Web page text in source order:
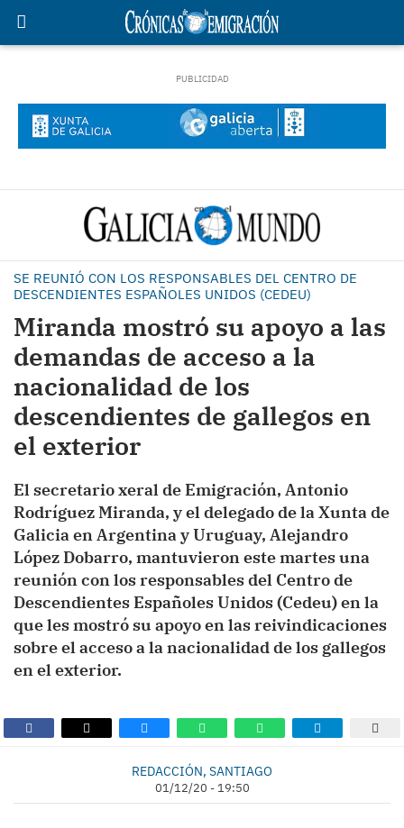
SE REUNIÓ CON LOS RESPONSABLES DEL CENTRO DE
DESCENDIENTES ESPAÑOLES UNIDOS (CEDEU)
Miranda mostró su apoyo a las
demandas de acceso a la
nacionalidad de los
descendientes de gallegos en
el exterior
El secretario xeral de Emigración, Antonio
Rodríguez Miranda, y el delegado de la Xunta de
Galicia en Argentina y Uruguay, Alejandro
López Dobarro, mantuvieron este martes una
reunión con los responsables del Centro de
Descendientes Españoles Unidos (Cedeu) en la
que les mostró su apoyo en las reivindicaciones
sobre el acceso a la nacionalidad de los gallegos
en el exterior.
REDACCIÓN, SANTIAGO
01/12/20 - 19:50